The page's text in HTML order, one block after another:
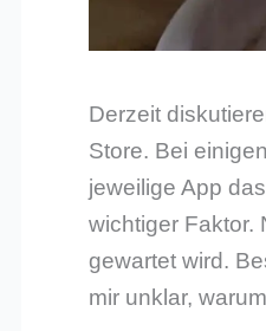
Derzeit
Store. Bei
jeweilige App
wichtiger Faktor.
gewartet wird.
mir unklar,